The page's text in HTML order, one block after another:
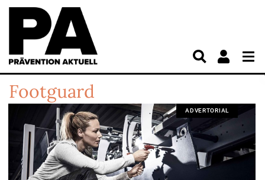
Footguard
ADVERTORIAL